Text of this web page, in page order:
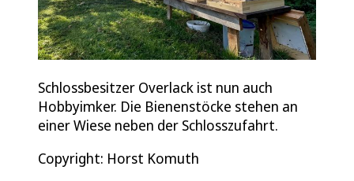
Schlossbesitzer Overlack ist nun auch
Hobbyimker. Die Bienenstöcke stehen an
einer Wiese neben der Schlosszufahrt.
Copyright: Horst Komuth